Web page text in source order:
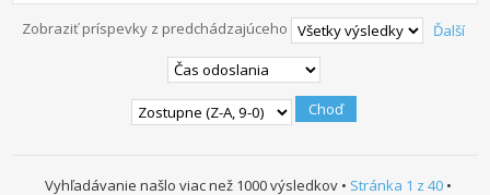
Ďalší
Zobraziť príspevky z predchádzajúceho
Vyhľadávanie našlo viac než 1000 výsledkov • Stránka 1 z 40•